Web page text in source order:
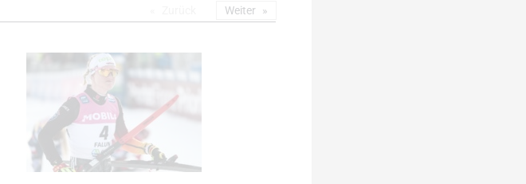
Weiter